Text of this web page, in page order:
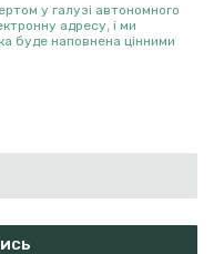
у галузі автономного
адресу, і ми
буде наповнена цінними